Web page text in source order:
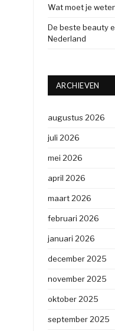
Wat moet je
De beste beauty
Nederland
ARCHIEVEN
augustus 2026
juli 2026
mei 2026
april 2026
maart 2026
februari 2026
januari 2026
december 2025
november 2025
oktober 2025
september 2025